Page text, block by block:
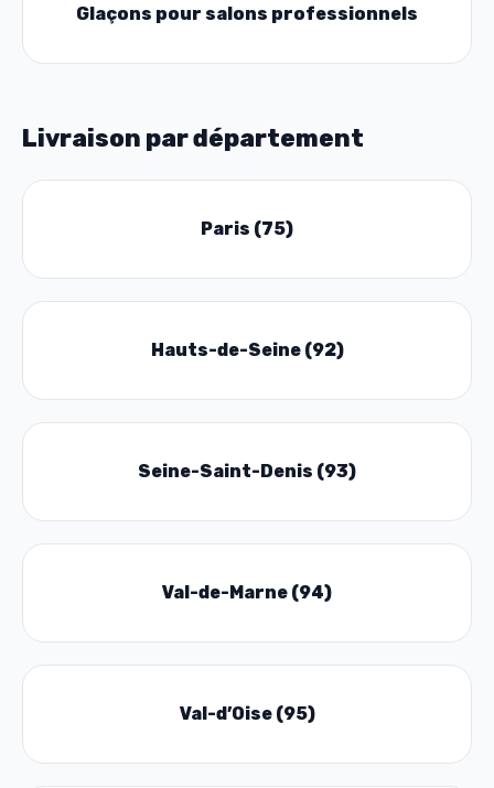
Glaçons pour salons professionnels
Livraison par département
Paris (75)
Hauts-de-Seine (92)
Seine-Saint-Denis (93)
Val-de-Marne (94)
Val-d’Oise (95)